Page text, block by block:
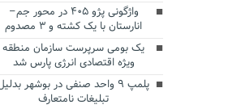
واژگونی پژو ۴۰۵ در محور جم–
انارستان با یک کشته و ۳ مصدوم
یک بومی سرپرست سازمان منطقه
ویژه اقتصادی انرژی پارس شد
پلمپ ۹ واحد صنفی در بوشهر
تبلیغات نامتعارف